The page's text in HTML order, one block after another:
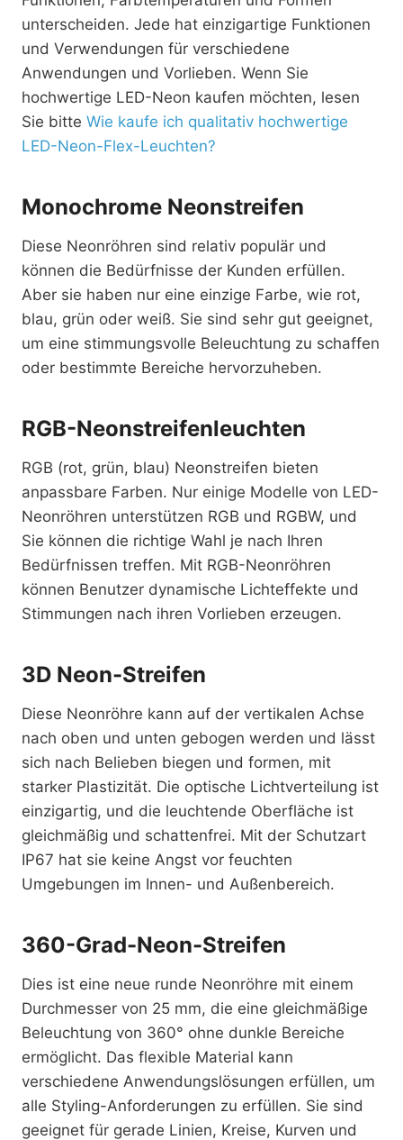
unterscheiden. Jede hat einzigartige Funktionen
und Verwendungen für verschiedene
Anwendungen und Vorlieben. Wenn Sie
hochwertige LED-Neon kaufen möchten, lesen
Sie bitte Wie kaufe ich qualitativ hochwertige
LED-Neon-Flex-Leuchten?
Monochrome Neonstreifen
Diese Neonröhren sind relativ populär und
können die Bedürfnisse der Kunden erfüllen.
Aber sie haben nur eine einzige Farbe, wie rot,
blau, grün oder weiß. Sie sind sehr gut geeignet,
um eine stimmungsvolle Beleuchtung zu schaffen
oder bestimmte Bereiche hervorzuheben.
RGB-Neonstreifenleuchten
RGB (rot, grün, blau) Neonstreifen bieten
anpassbare Farben. Nur einige Modelle von LED-
Neonröhren unterstützen RGB und RGBW, und
Sie können die richtige Wahl je nach Ihren
Bedürfnissen treffen. Mit RGB-Neonröhren
können Benutzer dynamische Lichteffekte und
Stimmungen nach ihren Vorlieben erzeugen.
3D Neon-Streifen
Diese Neonröhre kann auf der vertikalen Achse
nach oben und unten gebogen werden und lässt
sich nach Belieben biegen und formen, mit
starker Plastizität. Die optische Lichtverteilung ist
einzigartig, und die leuchtende Oberfläche ist
gleichmäßig und schattenfrei. Mit der Schutzart
IP67 hat sie keine Angst vor feuchten
Umgebungen im Innen- und Außenbereich.
360-Grad-Neon-Streifen
Dies ist eine neue runde Neonröhre mit einem
Durchmesser von 25 mm, die eine gleichmäßige
Beleuchtung von 360° ohne dunkle Bereiche
ermöglicht. Das flexible Material kann
verschiedene Anwendungslösungen erfüllen, um
alle Styling-Anforderungen zu erfüllen. Sie sind
geeignet für gerade Linien, Kreise, Kurven und